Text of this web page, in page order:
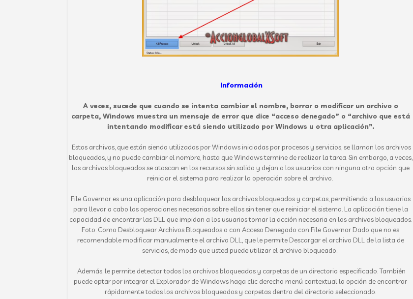
Información
A veces, sucede que cuando se intenta cambiar el nombre, borrar o modificar un archivo o
carpeta, Windows muestra un mensaje de error que dice “acceso denegado” o “archivo que está
intentando modificar está siendo utilizado por Windows u otra aplicación”.
Estos archivos, que están siendo utilizados por Windows iniciadas por procesos y servicios, se llaman los archivos
bloqueados, y no puede cambiar el nombre, hasta que Windows termine de realizar la tarea. Sin embargo, a veces,
los archivos bloqueados se atascan en los recursos sin salida y dejan a los usuarios con ninguna otra opción que
reiniciar el sistema para realizar la operación sobre el archivo.
File Governor es una aplicación para desbloquear los archivos bloqueados y carpetas, permitiendo a los usuarios
para llevar a cabo las operaciones necesarias sobre ellos sin tener que reiniciar el sistema. La aplicación tiene la
capacidad de encontrar las DLL que impidan a los usuarios tomar la acción necesaria en los archivos bloqueados.
Foto: Como Desbloquear Archivos Bloqueados o con Acceso Denegado con File Governor Dado que no es
recomendable modificar manualmente el archivo DLL, que le permite Descargar el archivo DLL de la lista de
servicios, de modo que usted puede utilizar el archivo bloqueado.
Además, le permite detectar todos los archivos bloqueados y carpetas de un directorio especificado. También
puede optar por integrar el Explorador de Windows haga clic derecho menú contextual la opción de encontrar
rápidamente todos los archivos bloqueados y carpetas dentro del directorio seleccionado.